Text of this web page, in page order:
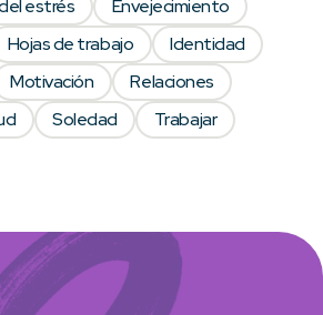
del estrés
Envejecimiento
Hojas de trabajo
Identidad
Motivación
Relaciones
Soledad
Trabajar